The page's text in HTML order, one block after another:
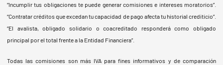
“Incumplir tus obligaciones te puede generar comisiones e intereses moratorios”.
“Contratar créditos que excedan tu capacidad de pago afecta tu historial crediticio”.
“El avalista, obligado solidario o coacreditado responderá como obligado
principal por el total frente a la Entidad Financiera”.
Todas las comisiones son más IVA para fines informativos y de comparación